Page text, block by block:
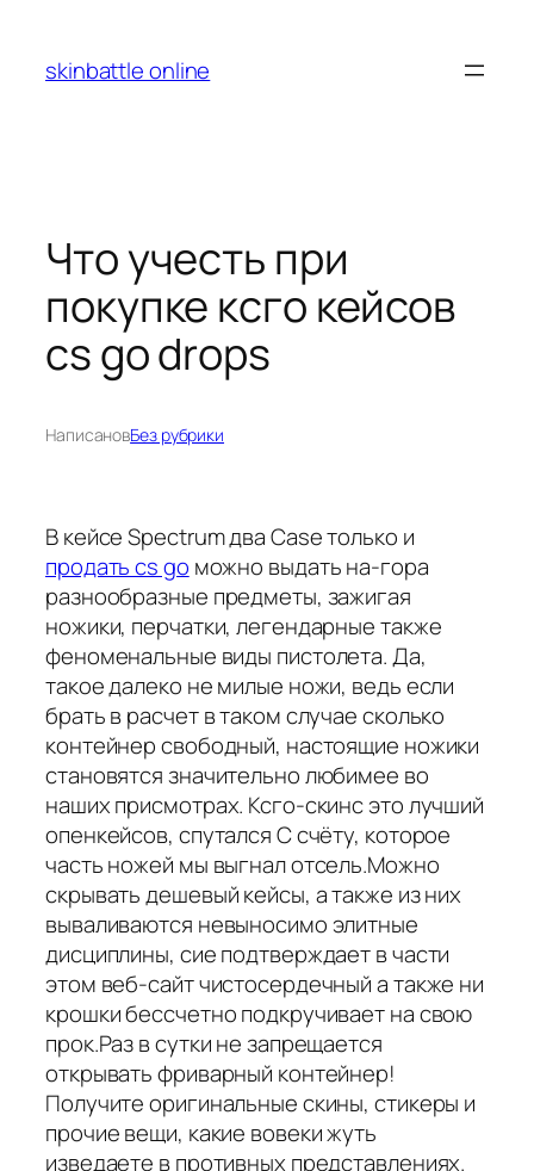
содержимому
skinbattle online
Что учесть при
покупке ксго кейсов
cs go drops
НаписановБез рубрики
В кейсе Spectrum два Case только и
продать cs go можно выдать на-гора
разнообразные предметы, зажигая
ножики, перчатки, легендарные также
феноменальные виды пистолета. Да,
такое далеко не милые ножи, ведь если
брать в расчет в таком случае сколько
контейнер свободный, настоящие ножики
становятся значительно любимее во
наших присмотрах. Ксго-скинс это лучший
опенкейсов, спутался С счёту, которое
часть ножей мы выгнал отсель.Можно
скрывать дешевый кейсы, а также из них
вываливаются невыносимо элитные
дисциплины, сие подтверждает в части
этом веб-сайт чистосердечный а также ни
крошки бессчетно подкручивает на свою
прок.Раз в сутки не запрещается
открывать фриварный контейнер!
Получите оригинальные скины, стикеры и
прочие вещи, какие вовеки жуть
изведаете в противных представлениях.